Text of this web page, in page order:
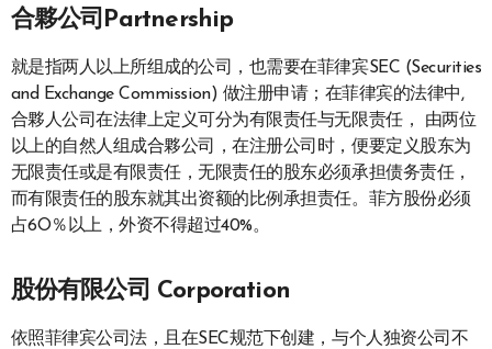
合夥公司Partnership
就是指两人以上所组成的公司，也需要在菲律宾SEC (Securities
and Exchange Commission) 做注册申请；在菲律宾的法律中,
合夥人公司在法律上定义可分为有限责任与无限责任， 由两位
以上的自然人组成合夥公司，在注册公司时，便要定义股东为
无限责任或是有限责任，无限责任的股东必须承担债务责任，
而有限责任的股东就其出资额的比例承担责任。菲方股份必须
占6O％以上，外资不得超过40%。
股份有限公司 Corporation
依照菲律宾公司法，且在SEC规范下创建，与个人独资公司不